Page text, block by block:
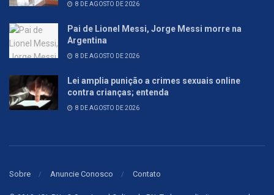
8 DE AGOSTO DE 2026
Pai de Lionel Messi, Jorge Messi morre na
Argentina
8 DE AGOSTO DE 2026
Lei amplia punição a crimes sexuais online
contra crianças; entenda
8 DE AGOSTO DE 2026
Sobre Anuncie Conosco Contato